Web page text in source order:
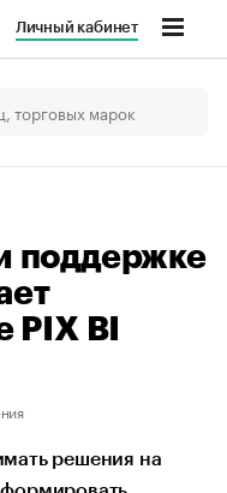
Личный кабинет
поддержке
PIX BI
решения на